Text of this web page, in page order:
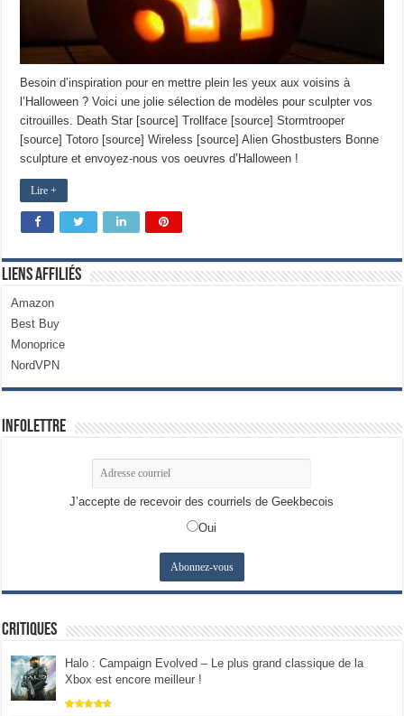
Besoin d’inspiration pour en mettre plein les yeux aux voisins à
l’Halloween ? Voici une jolie sélection de modèles pour sculpter vos
citrouilles. Death Star [source] Trollface [source] Stormtrooper
[source] Totoro [source] Wireless [source] Alien Ghostbusters Bonne
sculpture et envoyez-nous vos oeuvres d’Halloween !
Lire +
Liens Affiliés
Amazon
Best Buy
Monoprice
NordVPN
Infolettre
J’accepte de recevoir des courriels de Geekbecois
Oui
Critiques
Halo : Campaign Evolved – Le plus grand classique de la
Xbox est encore meilleur !